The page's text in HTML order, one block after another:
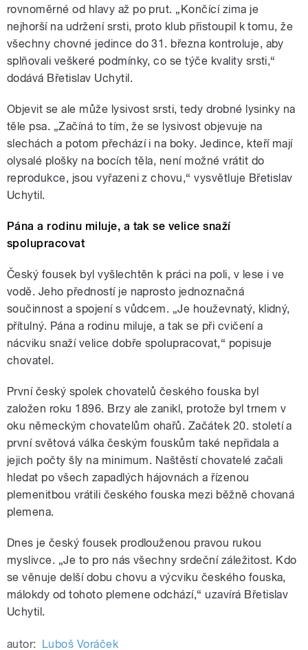
rovnoměrné od hlavy až po prut. „Končící zima je
nejhorší na udržení srsti, proto klub přistoupil k tomu, že
všechny chovné jedince do 31. března kontroluje, aby
splňovali veškeré podmínky, co se týče kvality srsti,“
dodává Břetislav Uchytil.
Objevit se ale může lysivost srsti, tedy drobné lysinky na
těle psa. „Začíná to tím, že se lysivost objevuje na
slechách a potom přechází i na boky. Jedince, kteří mají
olysalé plošky na bocích těla, není možné vrátit do
reprodukce, jsou vyřazeni z chovu,“ vysvětluje Břetislav
Uchytil.
Pána a rodinu miluje, a tak se velice snaží
spolupracovat
Český fousek byl vyšlechtěn k práci na poli, v lese i ve
vodě. Jeho předností je naprosto jednoznačná
součinnost a spojení s vůdcem. „Je houževnatý, klidný,
přítulný. Pána a rodinu miluje, a tak se při cvičení a
nácviku snaží velice dobře spolupracovat,“ popisuje
chovatel.
První český spolek chovatelů českého fouska byl
založen roku 1896. Brzy ale zanikl, protože byl trnem v
oku německým chovatelům ohařů. Začátek 20. století a
první světová válka českým fouskům také nepřidala a
jejich počty šly na minimum. Naštěstí chovatelé začali
hledat po všech zapadlých hájovnách a řízenou
plemenitbou vrátili českého fouska mezi běžně chovaná
plemena.
Dnes je český fousek prodlouženou pravou rukou
myslivce. „Je to pro nás všechny srdeční záležitost. Kdo
se věnuje delší dobu chovu a výcviku českého fouska,
málokdy od tohoto plemene odchází,“ uzavírá Břetislav
Uchytil.
autor: Luboš Voráček